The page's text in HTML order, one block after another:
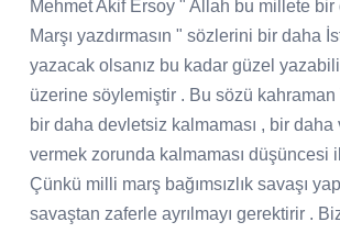
Mehmet Akif Ersoy " Allah bu millete bir
Marşı yazdırmasın " sözlerini bir daha
yazacak olsanız bu kadar güzel
üzerine söylemiştir . Bu sözü
bir daha devletsiz kalmaması , bir daha
vermek zorunda kalmaması düşüncesi
Çünkü milli marş bağımsızlık savaşı
savaştan zaferle ayrılmayı gerektirir .